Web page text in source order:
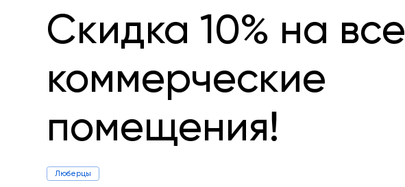
Скидка 10% на все
коммерческие
помещения!
Люберцы